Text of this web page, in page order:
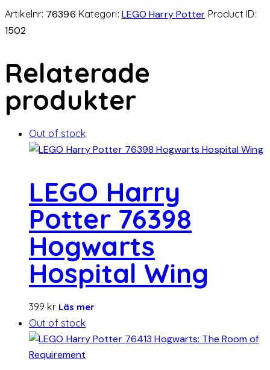
Artikelnr: 76396 Kategori: LEGO Harry Potter Product ID:
1502
Relaterade
produkter
Out of stock
LEGO Harry
Potter 76398
Hogwarts
Hospital Wing
399 kr Läs mer
Out of stock